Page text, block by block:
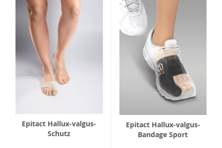
Epitact Hallux-valgus-
Schutz
Epitact Hallux-valgus-
Bandage Sport